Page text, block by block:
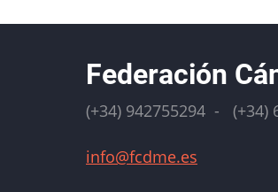
Federación
(+34) 942755294 - (+34)
info@fcdme.es